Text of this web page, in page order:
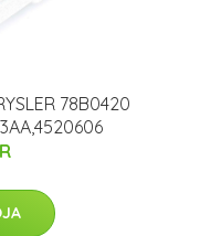
78B0420